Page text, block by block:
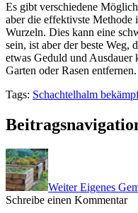
Es gibt verschiedene
aber die effektivste Methode
Wurzeln. Dies kann eine
sein, ist aber der beste
etwas Geduld und Ausdauer
Garten oder Rasen entfernen.
Tags: Schachtelhalm
WeiterEigenes
Schreibe einen Kommentar